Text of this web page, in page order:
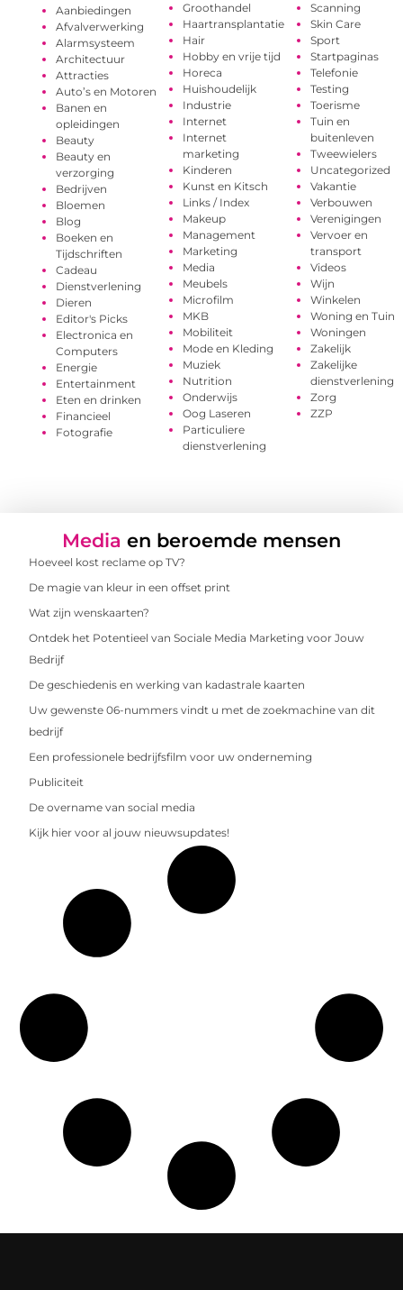
Aanbiedingen
Afvalverwerking
Alarmsysteem
Architectuur
Attracties
Auto’s en Motoren
Banen en
opleidingen
Beauty
Beauty en
verzorging
Bedrijven
Bloemen
Blog
Boeken en
Tijdschriften
Cadeau
Dienstverlening
Dieren
Editor's Picks
Electronica en
Computers
Energie
Entertainment
Eten en drinken
Financieel
Fotografie
Groothandel
Haartransplantatie
Hair
Hobby en vrije tijd
Horeca
Huishoudelijk
Industrie
Internet
Internet
marketing
Kinderen
Kunst en Kitsch
Links / Index
Makeup
Management
Marketing
Media
Meubels
Microfilm
MKB
Mobiliteit
Mode en Kleding
Muziek
Nutrition
Onderwijs
Oog Laseren
Particuliere
dienstverlening
Scanning
Skin Care
Sport
Startpaginas
Telefonie
Testing
Toerisme
Tuin en
buitenleven
Tweewielers
Uncategorized
Vakantie
Verbouwen
Verenigingen
Vervoer en
transport
Videos
Wijn
Winkelen
Woning en Tuin
Woningen
Zakelijk
Zakelijke
dienstverlening
Zorg
ZZP
Media en beroemde mensen
Hoeveel kost reclame op TV?
De magie van kleur in een offset print
Wat zijn wenskaarten?
Ontdek het Potentieel van Sociale Media Marketing voor Jouw
Bedrijf
De geschiedenis en werking van kadastrale kaarten
Uw gewenste 06-nummers vindt u met de zoekmachine van dit
bedrijf
Een professionele bedrijfsfilm voor uw onderneming
Publiciteit
De overname van social media
Kijk hier voor al jouw nieuwsupdates!